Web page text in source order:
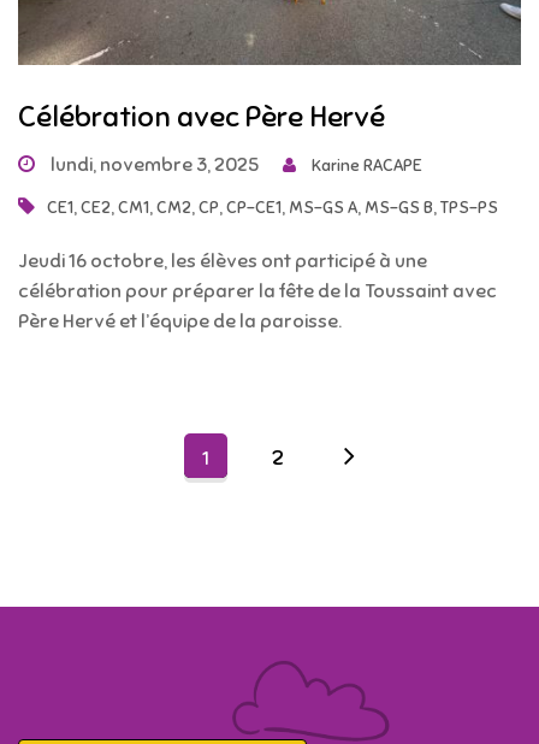
Célébration avec Père Hervé
lundi, novembre 3, 2025 Karine RACAPE
CE1,CE2,CM1,CM2,CP,CP-CE1, MS-GS A, MS-GS B,TPS-PS
Jeudi 16 octobre, les élèves ont participé à une
célébration pour préparer la fête de la Toussaint avec
Père Hervé et l’équipe de la paroisse.
1 2